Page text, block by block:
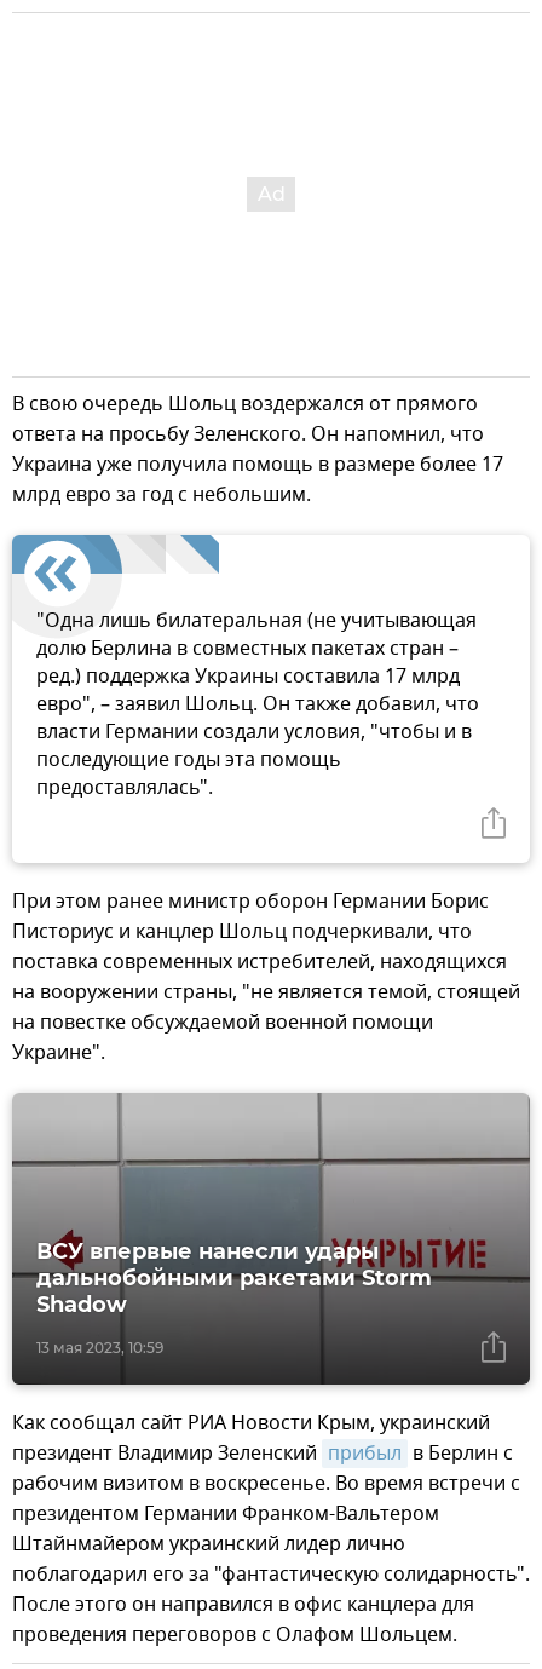
В свою очередь Шольц воздержался от прямого
ответа на просьбу Зеленского. Он напомнил, что
Украина уже получила помощь в размере более 17
млрд евро за год с небольшим.
"Одна лишь билатеральная (не учитывающая
долю Берлина в совместных пакетах стран –
ред.) поддержка Украины составила 17 млрд
евро", – заявил Шольц. Он также добавил, что
власти Германии создали условия, "чтобы и в
последующие годы эта помощь
предоставлялась".
При этом ранее министр оборон Германии Борис
Писториус и канцлер Шольц подчеркивали, что
поставка современных истребителей, находящихся
на вооружении страны, "не является темой, стоящей
на повестке обсуждаемой военной помощи
Украине".
13 мая 2023, 10:59
ВСУ впервые нанесли удары
дальнобойными ракетами Storm
Shadow
Как сообщал сайт РИА Новости Крым, украинский
президент Владимир Зеленский прибыл в Берлин с
рабочим визитом в воскресенье. Во время встречи с
президентом Германии Франком-Вальтером
Штайнмайером украинский лидер лично
поблагодарил его за "фантастическую солидарность".
После этого он направился в офис канцлера для
проведения переговоров с Олафом Шольцем.